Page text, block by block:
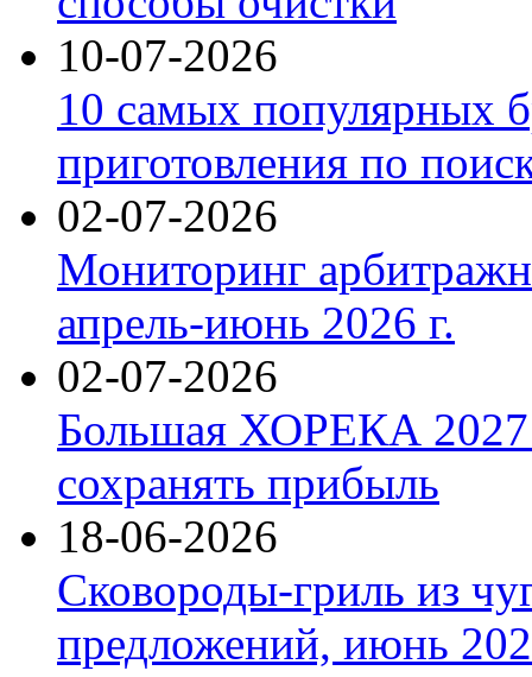
10-07-2026
10 самых популярных
приготовления по
02-07-2026
Мониторинг
апрель-июнь 2026 г.
02-07-2026
Большая ХОРЕКА 2027:
сохранять прибыль
18-06-2026
Сковороды-гриль из
предложений, июнь